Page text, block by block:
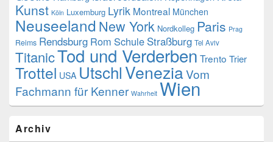
Kunst Köln Luxemburg Lyrik Montreal München
Neuseeland New York Nordkolleg Paris Prag
Reims Rendsburg Rom Schule Straßburg Tel Aviv
TitanicTod und Verderben Trento Trier
Trottel USA UtschlVeneziaVom
Fachmann für Kenner Wahrheit Wien
Archiv